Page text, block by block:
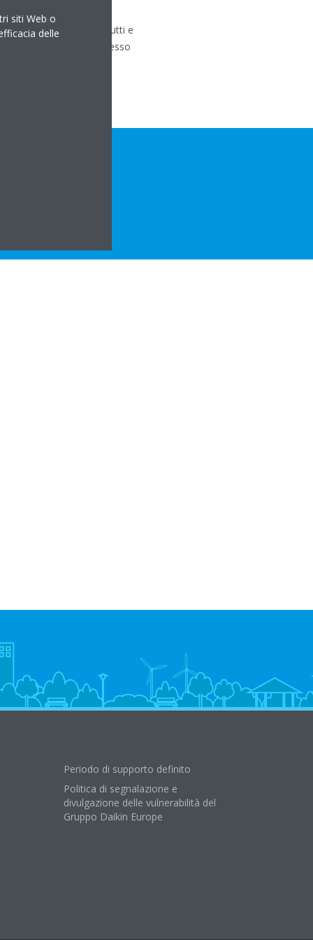
a Torino, mentre tutti e
al 16 marzo 2018 presso
Periodo di supporto definito
Politica di segnalazione e
divulgazione delle vulnerabilità del
Gruppo Daikin Europe
siti Web o
delle